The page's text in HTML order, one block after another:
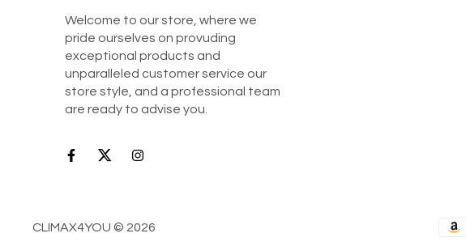
Welcome to our store, where we
pride ourselves on provuding
exceptional products and
unparalleled customer service our
store style, and a professional team
are ready to advise you.
CLIMAX4YOU © 2026